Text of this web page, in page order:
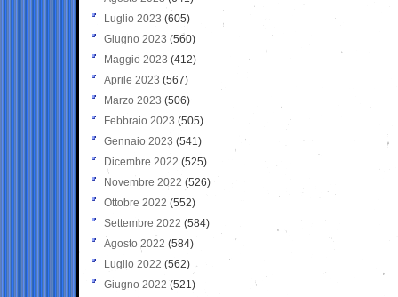
Luglio 2023 (605)
Giugno 2023 (560)
Maggio 2023 (412)
Aprile 2023 (567)
Marzo 2023 (506)
Febbraio 2023 (505)
Gennaio 2023 (541)
Dicembre 2022 (525)
Novembre 2022 (526)
Ottobre 2022 (552)
Settembre 2022 (584)
Agosto 2022 (584)
Luglio 2022 (562)
Giugno 2022 (521)